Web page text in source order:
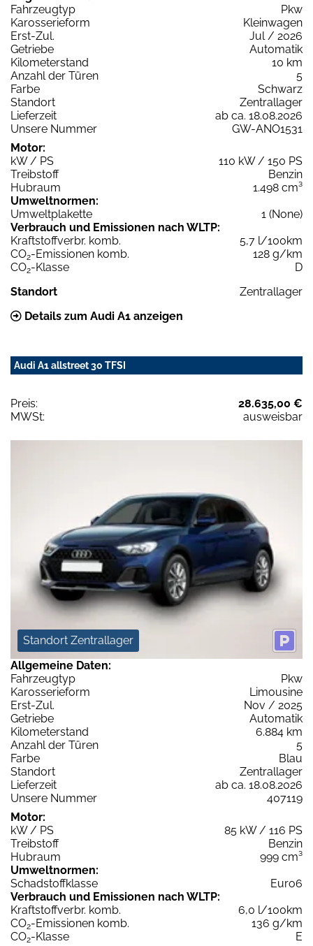
Fahrzeugtyp
Pkw
Karosserieform
Kleinwagen
Erst-Zul.
Jul / 2026
Getriebe
Automatik
Kilometerstand
10 km
Anzahl der Türen
5
Farbe
Schwarz
Standort
Zentrallager
Lieferzeit
ab ca. 18.08.2026
Unsere Nummer
GW-ANO1531
Motor:
kW / PS
110 kW / 150 PS
Treibstoff
Benzin
Hubraum
1.498 cm³
Umweltnormen:
Umweltplakette
1 (None)
Verbrauch und Emissionen nach WLTP:
Kraftstoffverbr. komb.
5,7 l/100km
CO2-Emissionen komb.
128 g/km
CO2-Klasse
D
Standort
Zentrallager
Details zum Audi A1 anzeigen
Audi A1 allstreet 30 TFSI
Preis:
28.635,00 €
MWSt:
ausweisbar
Standort Zentrallager
Allgemeine Daten:
Fahrzeugtyp
Pkw
Karosserieform
Limousine
Erst-Zul.
Nov / 2025
Getriebe
Automatik
Kilometerstand
6.884 km
Anzahl der Türen
5
Farbe
Blau
Standort
Zentrallager
Lieferzeit
ab ca. 18.08.2026
Unsere Nummer
407119
Motor:
kW / PS
85 kW / 116 PS
Treibstoff
Benzin
Hubraum
999 cm³
Umweltnormen:
Schadstoffklasse
Euro6
Verbrauch und Emissionen nach WLTP:
Kraftstoffverbr. komb.
6,0 l/100km
CO2-Emissionen komb.
136 g/km
CO2-Klasse
E